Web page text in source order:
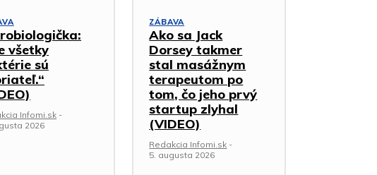
všetky
sú
Infomi.sk -
2026
ZÁBAVA
Ako sa Jack
Dorsey takmer
stal masážnym
terapeutom po
tom, čo jeho prvý
startup zlyhal
(VIDEO)
Redakcia Infomi.sk -
5. augusta 2026